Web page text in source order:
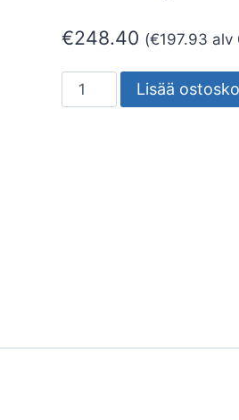
€248.40 (€197.93 alv
SEINÄVALAISIN
ULKO
Lisää